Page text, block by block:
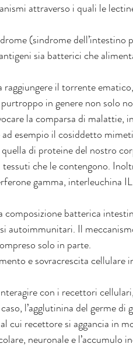
attraverso i quali le
(sindrome dell’intestino
sia batterici che
il torrente
in genere non solo
la comparsa di malattie,
esempio il cosiddetto
di proteine del nostro
che le contengono.
gamma, interleuchina
batterica
autoimmunitari. Il
solo in parte.
e sovracrescita cellulare
con i recettori
l’agglutinina del germe di
cui recettore si aggancia in
neuronale e l’accumulo